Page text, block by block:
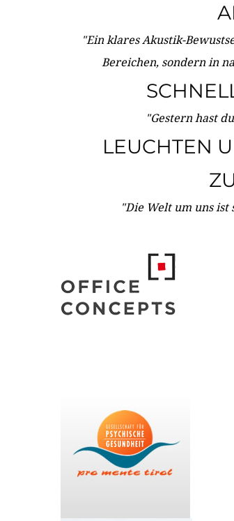
"Ein klares Akustik-
Bereichen, sondern in
"Gestern hast
LEUCHTEN
"Die Welt um uns